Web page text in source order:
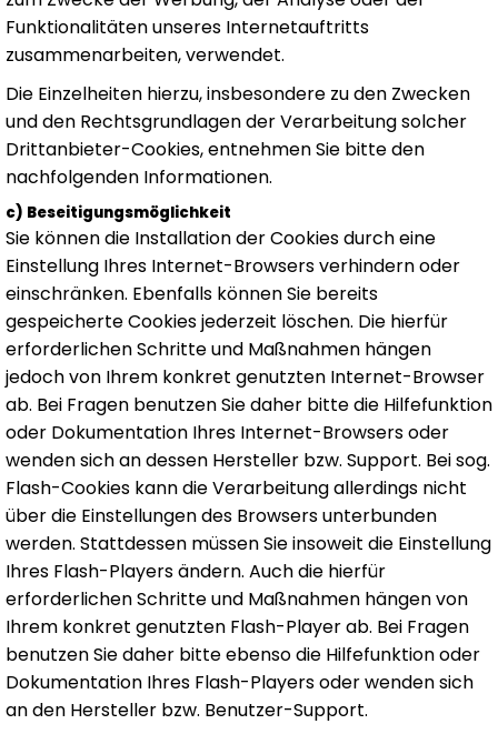
Funktionalitäten unseres Internetauftritts
zusammenarbeiten, verwendet.
Die Einzelheiten hierzu, insbesondere zu den Zwecken
und den Rechtsgrundlagen der Verarbeitung solcher
Drittanbieter-Cookies, entnehmen Sie bitte den
nachfolgenden Informationen.
c) Beseitigungsmöglichkeit
Sie können die Installation der Cookies durch eine
Einstellung Ihres Internet-Browsers verhindern oder
einschränken. Ebenfalls können Sie bereits
gespeicherte Cookies jederzeit löschen. Die hierfür
erforderlichen Schritte und Maßnahmen hängen
jedoch von Ihrem konkret genutzten Internet-Browser
ab. Bei Fragen benutzen Sie daher bitte die Hilfefunktion
oder Dokumentation Ihres Internet-Browsers oder
wenden sich an dessen Hersteller bzw. Support. Bei sog.
Flash-Cookies kann die Verarbeitung allerdings nicht
über die Einstellungen des Browsers unterbunden
werden. Stattdessen müssen Sie insoweit die Einstellung
Ihres Flash-Players ändern. Auch die hierfür
erforderlichen Schritte und Maßnahmen hängen von
Ihrem konkret genutzten Flash-Player ab. Bei Fragen
benutzen Sie daher bitte ebenso die Hilfefunktion oder
Dokumentation Ihres Flash-Players oder wenden sich
an den Hersteller bzw. Benutzer-Support.